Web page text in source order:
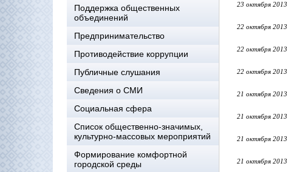
Поддержка общественных
объединений
Предпринимательство
Противодействие коррупции
Публичные слушания
Сведения о СМИ
Социальная сфера
Список общественно-значимых,
культурно-массовых мероприятий
Формирование комфортной
городской среды
23 октября 2013
22 октября 2013
22 октября 2013
22 октября 2013
21 октября 2013
21 октября 2013
21 октября 2013
21 октября 2013